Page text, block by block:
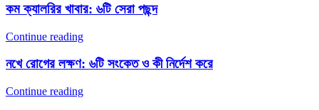
কম ক্যালরির খাবার: ৬টি সেরা পছন্দ
Continue reading
নখে রোগের লক্ষণ: ৬টি সংকেত ও কী নির্দেশ করে
Continue reading